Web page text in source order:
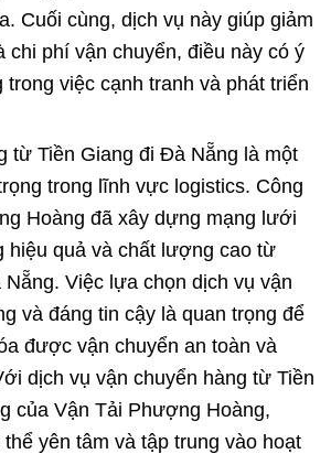
Cuối cùng, dịch vụ này giúp giảm
chi phí vận chuyển, điều này có ý
trong việc cạnh tranh và phát triển
từ Tiền Giang đi Đà Nẵng là một
trong lĩnh vực logistics. Công
Hoàng đã xây dựng mạng lưới
hiệu quả và chất lượng cao từ
. Việc lựa chọn dịch vụ vận
và đáng tin cậy là quan trọng để
được vận chuyển an toàn và
dịch vụ vận chuyển hàng từ Tiền
của Vận Tải Phượng Hoàng,
yên tâm và tập trung vào hoạt